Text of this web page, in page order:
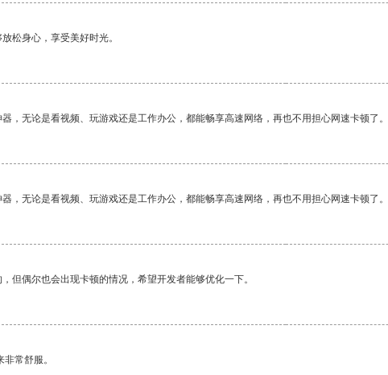
松身心，享受美好时光。
，无论是看视频、玩游戏还是工作办公，都能畅享高速网络，再也不用担心网速卡顿
，无论是看视频、玩游戏还是工作办公，都能畅享高速网络，再也不用担心网速卡顿了。
但偶尔也会出现卡顿的情况，希望开发者能够优化一下。
常舒服。